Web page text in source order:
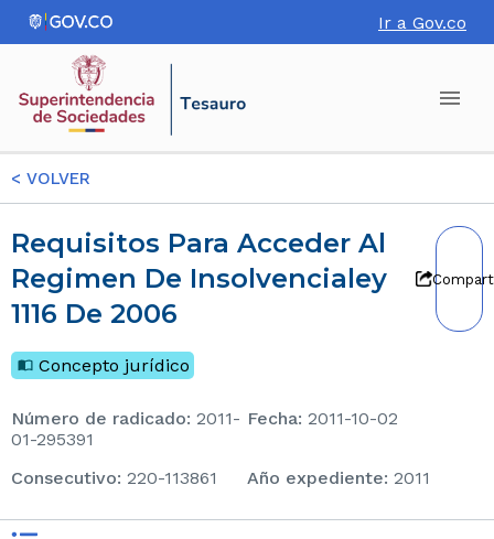
Ir a Gov.co
< VOLVER
Requisitos Para Acceder Al
Regimen De Insolvencialey
1116 De 2006
Concepto jurídico
Número de radicado: 2011-
01-295391
Fecha: 2011-10-02
consecutivo: 220-113861 Año expediente: 2011